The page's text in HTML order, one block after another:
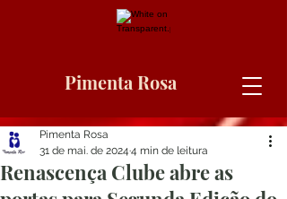
Pimenta Rosa
Renascença Clube abre as
Pimenta Rosa
31 de mai. de 2024 4 min de leitura